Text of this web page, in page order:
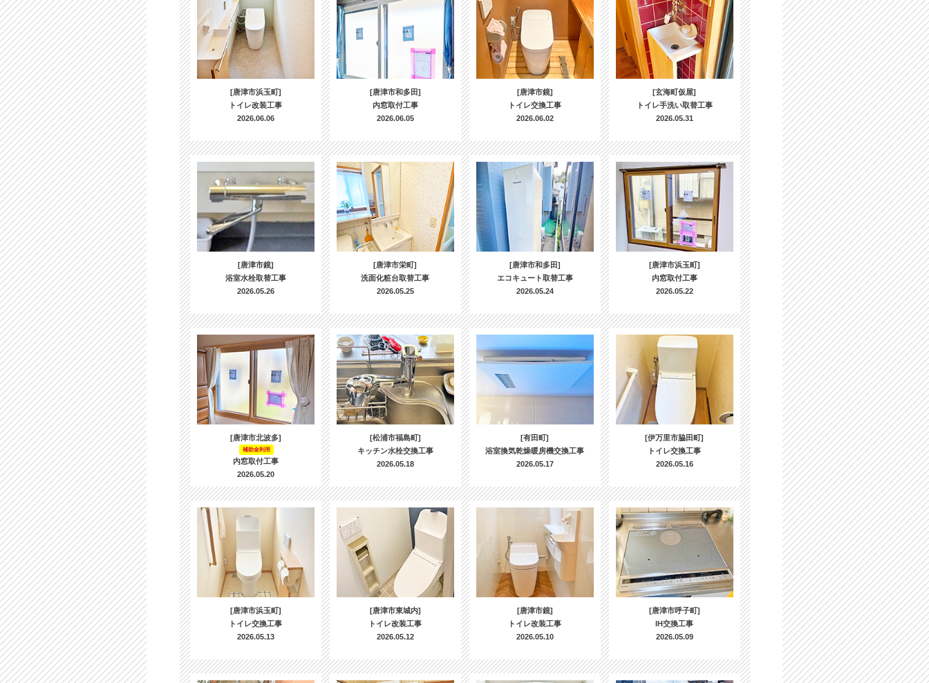
[唐津市浜玉町]
トイレ改装工事
2026.06.06
[唐津市和多田]
内窓取付工事
2026.06.05
[唐津市鏡]
トイレ交換工事
2026.06.02
[玄海町仮屋]
トイレ手洗い取替工事
2026.05.31
[唐津市鏡]
浴室水栓取替工事
2026.05.26
[唐津市栄町]
洗面化粧台取替工事
2026.05.25
[唐津市和多田]
エコキュート取替工事
2026.05.24
[唐津市浜玉町]
内窓取付工事
2026.05.22
[唐津市北波多]
補助金利用
内窓取付工事
2026.05.20
[松浦市福島町]
キッチン水栓交換工事
2026.05.18
[有田町]
浴室換気乾燥暖房機交換工事
2026.05.17
[伊万里市脇田町]
トイレ交換工事
2026.05.16
[唐津市浜玉町]
トイレ交換工事
2026.05.13
[唐津市東城内]
トイレ改装工事
2026.05.12
[唐津市鏡]
トイレ改装工事
2026.05.10
[唐津市呼子町]
IH交換工事
2026.05.09